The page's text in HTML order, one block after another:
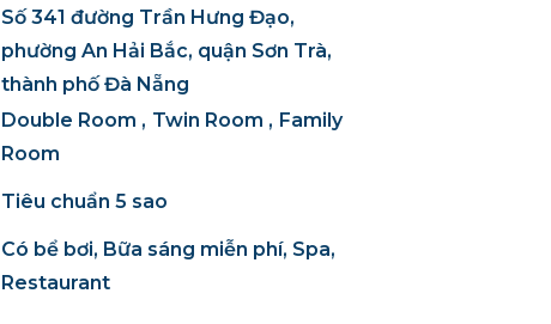
Số 341 đường Trần Hưng Đạo,
phường An Hải Bắc, quận Sơn Trà,
thành phố Đà Nẵng
Double Room
Twin Room
Family
Room
Tiêu chuẩn 5 sao
Có bể bơi, Bữa sáng miễn phí, Spa,
Restaurant